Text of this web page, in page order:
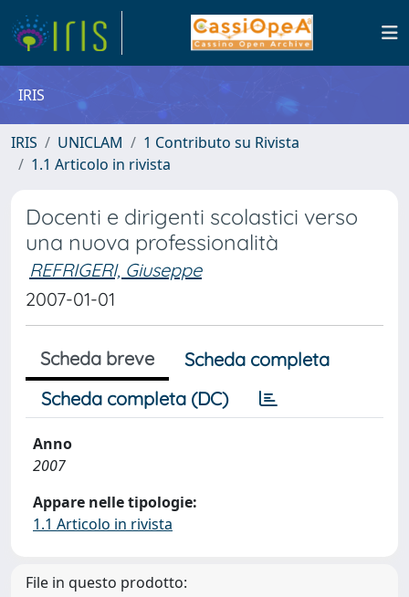
IRIS
IRIS UNICLAM
1 Contributo su Rivista
1.1 Articolo in rivista
Docenti e dirigenti scolastici verso
una nuova professionalità
REFRIGERI, Giuseppe
2007-01-01
Scheda breve
Scheda completa
Scheda completa (DC)
Anno
2007
Appare nelle tipologie:
1.1 Articolo in rivista
File in questo prodotto: